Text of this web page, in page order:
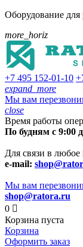
Оборудование для
more_horiz
+7 495 152-01-10
expand_more
Мы вам
close
Время работы
По будням с 9:00
Для связи в любое
e-mail:
Мы вам
shop@ratora.ru
0 
Корзина пуста
Корзина
Оформить заказ